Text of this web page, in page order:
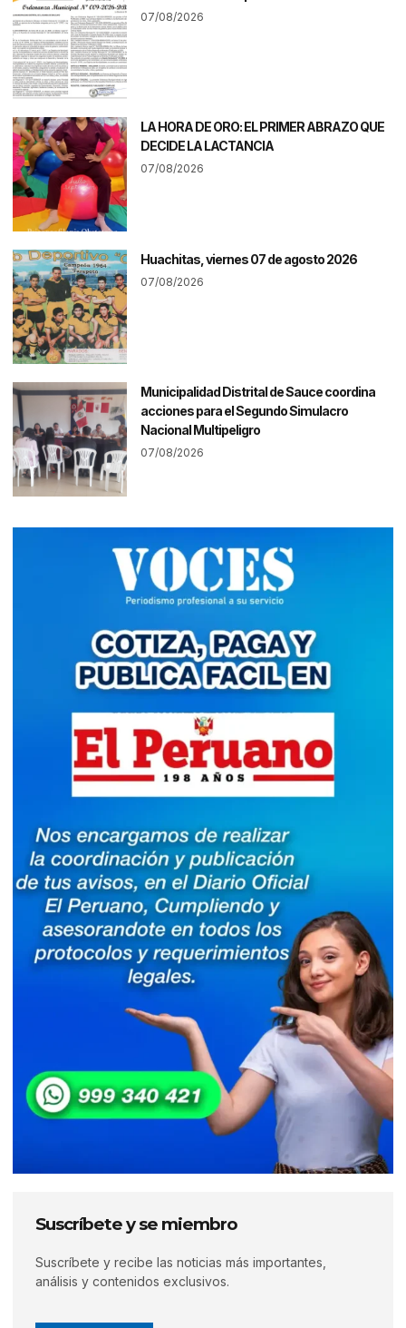
07/08/2026
LA HORA DE ORO: EL PRIMER ABRAZO QUE
DECIDE LA LACTANCIA
07/08/2026
Huachitas, viernes 07 de agosto 2026
07/08/2026
Municipalidad Distrital de Sauce coordina
acciones para el Segundo Simulacro
Nacional Multipeligro
07/08/2026
Suscríbete y se miembro
Suscríbete y recibe las noticias más importantes,
análisis y contenidos exclusivos.